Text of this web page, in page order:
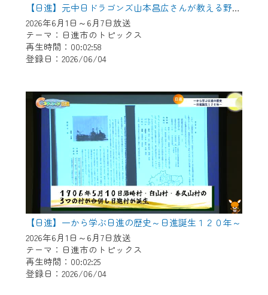
【日進】元中日ドラゴンズ山本昌広さんが教える野球教室
2026年6月1日～6月7日放送
テーマ：日進市のトピックス
再生時間：00:02:58
登録日：2026/06/04
【日進】一から学ぶ日進の歴史～日進誕生１２０年～
2026年6月1日～6月7日放送
テーマ：日進市のトピックス
再生時間：00:02:25
登録日：2026/06/04